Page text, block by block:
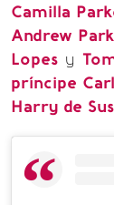
Camilla
Andrew
Lopes y
príncipe
Harry de